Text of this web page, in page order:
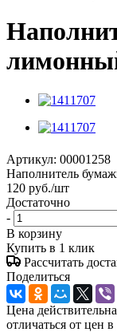
Артикул: 00001258
Наполнитель
120 руб./шт
Достаточно
-
В корзину
Купить в 1 клик
Рассчитать
Поделиться
Цена
отличаться от цен